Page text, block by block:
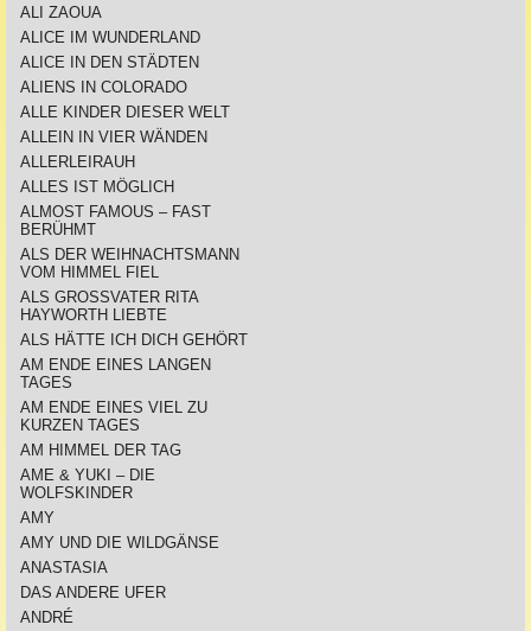
ALI ZAOUA
ALICE IM WUNDERLAND
ALICE IN DEN STÄDTEN
ALIENS IN COLORADO
ALLE KINDER DIESER WELT
ALLEIN IN VIER WÄNDEN
ALLERLEIRAUH
ALLES IST MÖGLICH
ALMOST FAMOUS – FAST
BERÜHMT
ALS DER WEIHNACHTSMANN
VOM HIMMEL FIEL
ALS GROSSVATER RITA
HAYWORTH LIEBTE
ALS HÄTTE ICH DICH GEHÖRT
AM ENDE EINES LANGEN
TAGES
AM ENDE EINES VIEL ZU
KURZEN TAGES
AM HIMMEL DER TAG
AME & YUKI – DIE
WOLFSKINDER
AMY
AMY UND DIE WILDGÄNSE
ANASTASIA
DAS ANDERE UFER
ANDRÉ